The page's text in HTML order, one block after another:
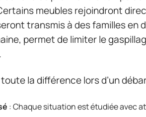
meubles rejoindront
transmis à des familles en
permet de limiter le
la différence lors d’un
: Chaque situation est étudiée avec